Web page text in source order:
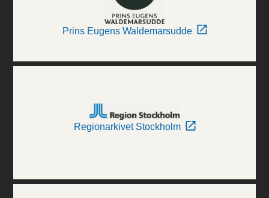
Prins Eugens Waldemarsudde
Regionarkivet Stockholm